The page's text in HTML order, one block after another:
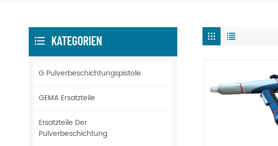
KATEGORIEN
G Pulverbeschichtungspistole
GEMA Ersatzteile
Ersatzteile Der
Pulverbeschichtung